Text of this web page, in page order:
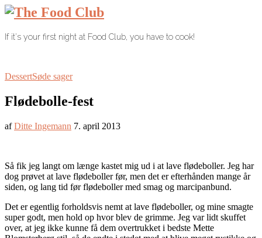
If it's your first night at Food Club, you have to cook!
DessertSøde sager
Flødebolle-fest
afDitte Ingemann 7. april 2013
Så fik jeg langt om længe kastet mig ud i at lave flødeboller. Jeg har
dog prøvet at lave flødeboller før, men det er efterhånden mange år
siden, og lang tid før flødeboller med smag og marcipanbund.
Det er egentlig forholdsvis nemt at lave flødeboller, og mine smagte
super godt, men hold op hvor blev de grimme. Jeg var lidt skuffet
over, at jeg ikke kunne få dem overtrukket i bedste Mette